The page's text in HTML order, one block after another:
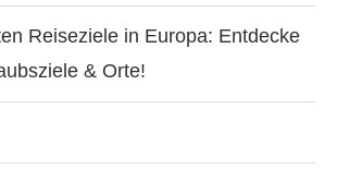
Reiseziele in Europa: Entdecke
& Orte!